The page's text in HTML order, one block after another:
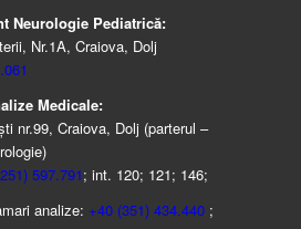
Neurologie Pediatrică:
Nr.1A, Craiova, Dolj
Medicale:
nr.99, Craiova, Dolj (parterul –
597.791; int. 120; 121; 146;
analize: +40 (351) 434.440;